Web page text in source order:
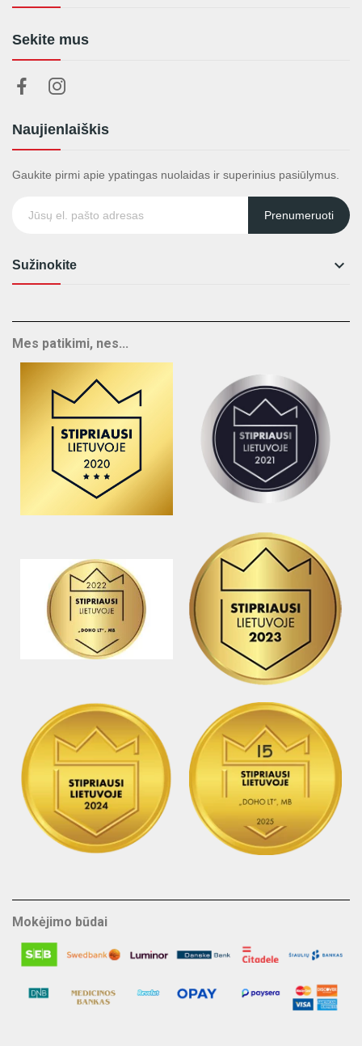
Sekite mus
Naujienlaiškis
Gaukite pirmi apie ypatingas nuolaidas ir superinius pasiūlymus.
Prenumeruoti
Sužinokite 
Mes patikimi, nes...
Mokėjimo būdai